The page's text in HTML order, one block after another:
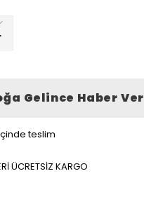
Gelince Haber Ver
teslim
ÜCRETSİZ KARGO